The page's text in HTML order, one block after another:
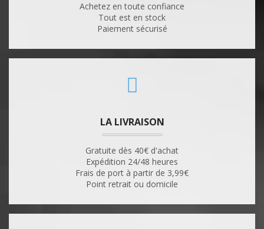
Achetez en toute confiance
Tout est en stock
Paiement sécurisé
LA LIVRAISON
Gratuite dès 40€ d'achat
Expédition 24/48 heures
Frais de port à partir de 3,99€
Point retrait ou domicile